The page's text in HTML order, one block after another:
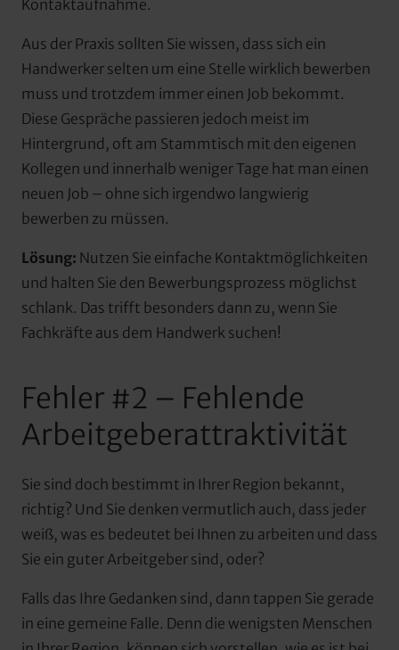
Kontaktaufnahme.
Aus der Praxis sollten Sie wissen, dass sich ein
Handwerker selten um eine Stelle wirklich bewerben
muss und trotzdem immer einen Job bekommt.
Diese Gespräche passieren jedoch meist im
Hintergrund, oft am Stammtisch mit den eigenen
Kollegen und innerhalb weniger Tage hat man einen
neuen Job – ohne sich irgendwo langwierig
bewerben zu müssen.
Lösung: Nutzen Sie einfache Kontaktmöglichkeiten
und halten Sie den Bewerbungsprozess möglichst
schlank. Das trifft besonders dann zu, wenn Sie
Fachkräfte aus dem Handwerk suchen!
Fehler #2 – Fehlende
Arbeitgeberattraktivität
Sie sind doch bestimmt in Ihrer Region bekannt,
richtig? Und Sie denken vermutlich auch, dass jeder
weiß, was es bedeutet bei Ihnen zu arbeiten und dass
Sie ein guter Arbeitgeber sind, oder?
Falls das Ihre Gedanken sind, dann tappen Sie gerade
in eine gemeine Falle. Denn die wenigsten Menschen